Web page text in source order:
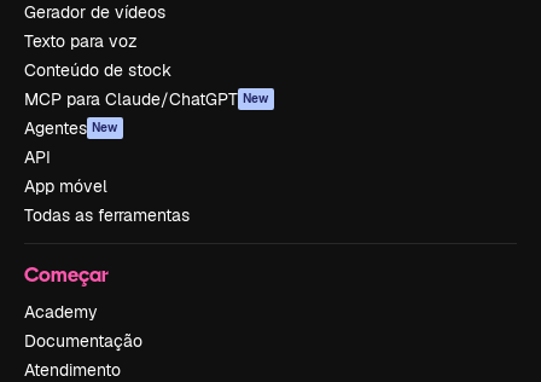
Gerador de vídeos
Texto para voz
Conteúdo de stock
MCP para Claude/ChatGPT New
Agentes New
API
App móvel
Todas as ferramentas
Começar
Academy
Documentação
Atendimento